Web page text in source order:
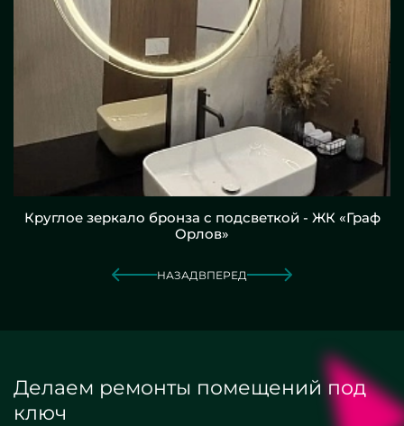
Круглое зеркало бронза с подсветкой - ЖК «Граф
Орлов»
НАЗАД ВПЕРЕД
Делаем ремонты помещений под
ключ